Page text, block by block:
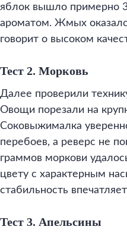
яблок вышло примерно
ароматом. Жмых
говорит о высоком
Тест 2. Морковь
Далее проверили
Овощи порезали на
Соковыжималка
перебоев, а реверс не
граммов моркови
цвету с характерным
стабильность
Тест 3. Апельсины